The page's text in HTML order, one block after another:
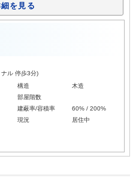
を見る
ル 停歩3分)
構造
木造
部屋階数
建蔽率/容積率
60% / 200%
現況
居住中